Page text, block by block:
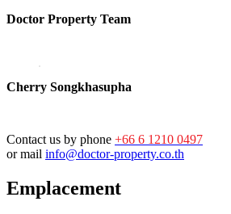
Doctor Property Team
Cherry Songkhasupha
Contact us by phone +66 6 1210 0497
or mail info@doctor-property.co.th
Emplacement